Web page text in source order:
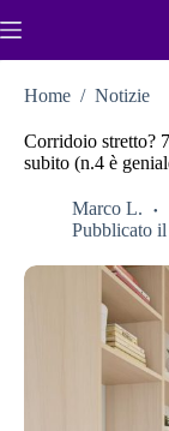
al
Home / Notizie
Corridoio stretto?
subito (n.4 è
Marco L.
Pubblicato